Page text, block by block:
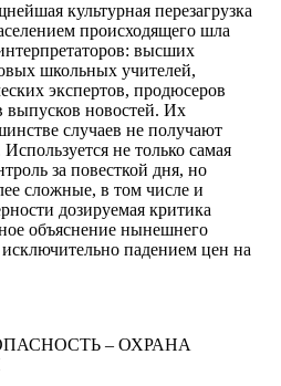
культурная перезагрузка
происходящего шла
высших
школьных учителей,
экспертов, продюсеров
выпусков новостей. Их
случаев не получают
не только самая
за повесткой дня, но
сложные, в том числе и
дозируемая критика
объяснение нынешнего
падением цен на
– ОХРАНА